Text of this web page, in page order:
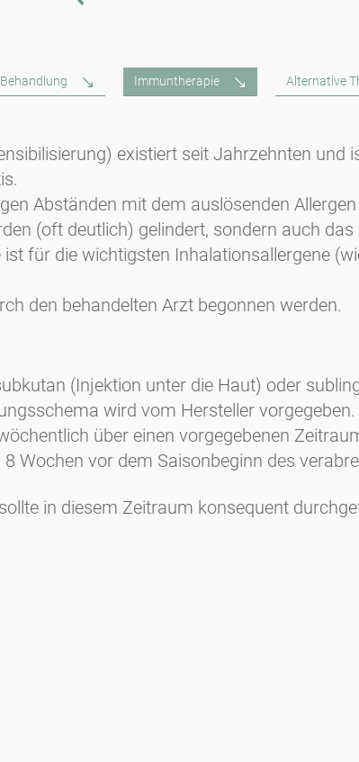
Immuntherapie Alternative
existiert seit Jahrzehnten und
Abständen mit dem auslösenden
(oft deutlich) gelindert, sondern auch
für die wichtigsten Inhalationsallergene
den behandelten Arzt begonnen werden.
(Injektion unter die Haut) oder
wird vom Hersteller
über einen vorgegebenen
Wochen vor dem Saisonbeginn des
in diesem Zeitraum konsequent